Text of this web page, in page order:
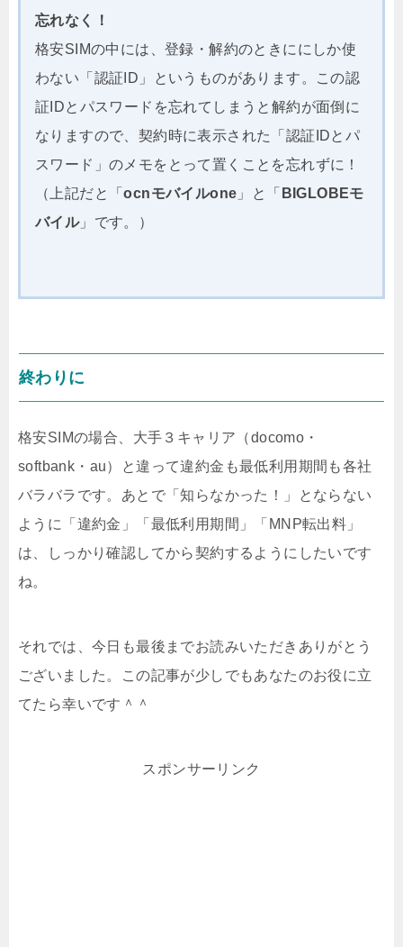
忘れなく！
格安SIMの中には、登録・解約のときににしか使
わない「認証ID」というものがあります。この認
証IDとパスワードを忘れてしまうと解約が面倒に
なりますので、契約時に表示された「認証IDとパ
スワード」のメモをとって置くことを忘れずに！
（上記だと「ocnモバイルone 」と「 BIGLOBEモ
バイル」です。）
終わりに
格安SIMの場合、大手３キャリア（docomo・
softbank・au）と違って違約金も最低利用期間も各社
バラバラです。あとで「知らなかった！」とならない
ように「違約金」「最低利用期間」「MNP転出料」
は、しっかり確認してから契約するようにしたいです
ね。
それでは、今日も最後までお読みいただきありがとう
ございました。この記事が少しでもあなたのお役に立
てたら幸いです＾＾
スポンサーリンク